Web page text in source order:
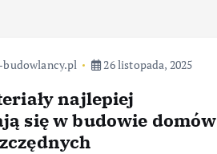
26 listopada, 2025
najlepiej
się w budowie domów